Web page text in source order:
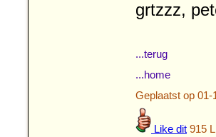
grtzzz,
...terug
...home
Geplaatst op 01-
Like dit 915